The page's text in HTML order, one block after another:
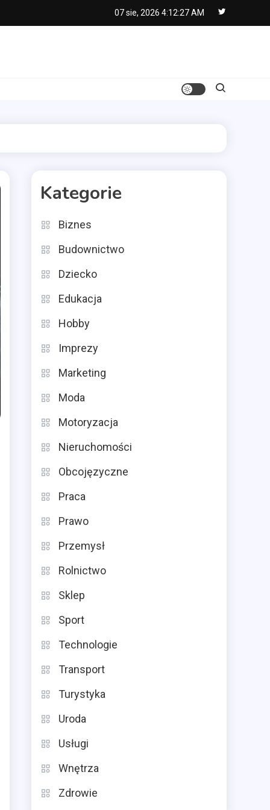
07 sie, 2026 4:12:28 AM
Kategorie
Biznes
Budownictwo
Dziecko
Edukacja
Hobby
Imprezy
Marketing
Moda
Motoryzacja
Nieruchomości
Obcojęzyczne
Praca
Prawo
Przemysł
Rolnictwo
Sklep
Sport
Technologie
Transport
Turystyka
Uroda
Usługi
Wnętrza
Zdrowie